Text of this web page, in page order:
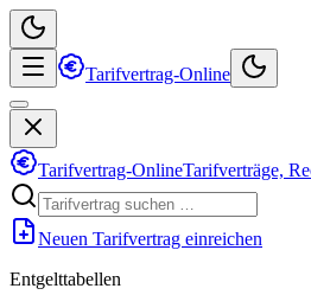
Tarifvertrag-Online
Tarifvertrag-OnlineTarifverträge,
Neuen Tarifvertrag einreichen
Entgelttabellen